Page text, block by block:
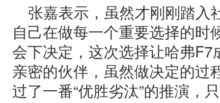
张嘉表示，虽然才刚刚踏入
自己在做每一个重要选择的时
会下决定，这次选择让哈弗
亲密的伙伴，虽然做决定的过
过了一番“优胜劣汰”的推演，